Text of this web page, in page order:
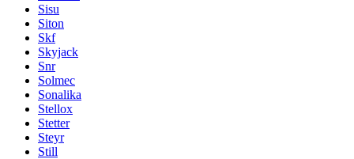
Sisu
Siton
Skf
Skyjack
Snr
Solmec
Sonalika
Stellox
Stetter
Steyr
Still